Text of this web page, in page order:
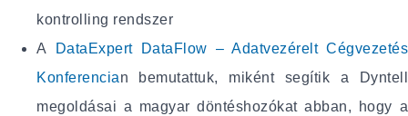
kontrolling rendszer
A
DataExpert
DataFlow – Adatvezérelt Cégvezetés
Konferencian bemutattuk, miként segítik a Dyntell
megoldásai a magyar döntéshozókat abban, hogy a